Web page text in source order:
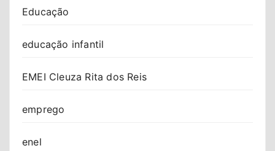
Educação
educação infantil
EMEI Cleuza Rita dos Reis
emprego
enel